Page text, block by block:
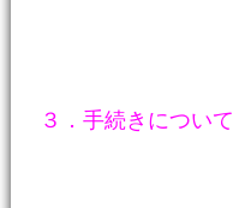
３．手続きについて